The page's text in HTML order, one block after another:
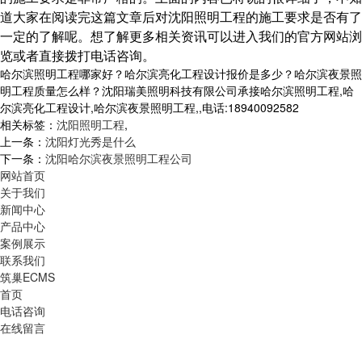
道大家在阅读完这篇文章后对沈阳照明工程的施工要求是否有了
一定的了解呢。想了解更多相关资讯可以进入我们的官方网站浏
览或者直接拨打电话咨询。
哈尔滨照明工程哪家好？哈尔滨亮化工程设计报价是多少？哈尔滨夜景照
明工程质量怎么样？沈阳瑞美照明科技有限公司承接哈尔滨照明工程,哈
尔滨亮化工程设计,哈尔滨夜景照明工程,,电话:18940092582
相关标签： 沈阳照明工程,
上一条： 沈阳灯光秀是什么
下一条： 沈阳哈尔滨夜景照明工程公司
网站首页
关于我们
新闻中心
产品中心
案例展示
联系我们
筑巢ECMS
首页
电话咨询
在线留言